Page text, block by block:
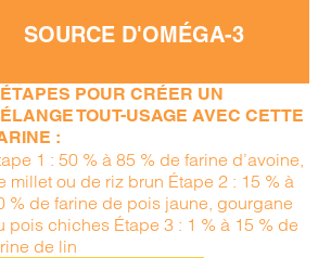
SOURCE D'OMÉGA-3
POUR CRÉER UN
TOUT-USAGE AVEC CETTE
:
1 : 50 % à 85 % de farine d’avoine,
millet ou de riz brun Étape 2 : 15 % à
% de farine de pois jaune, gourgane
pois chiches Étape 3 : 1 % à 15 % de
de lin